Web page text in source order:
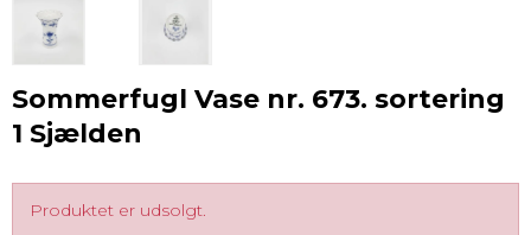
Sommerfugl Vase nr. 673. sortering
1 Sjælden
Produktet er udsolgt.